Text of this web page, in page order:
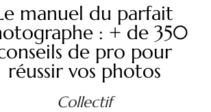
manuel du parfait
: + de 350
de pro pour
réussir vos photos
Collectif